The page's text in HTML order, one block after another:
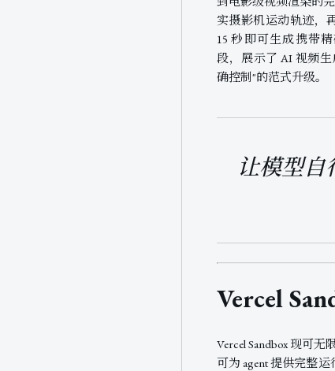
实摄影机运动轨迹，
15 秒即可生成携带
段，展示了 AI 视频
确控制"的范式升级。
让模型自
Vercel
Vercel Sandbox 现可
可为 agent 提供完整